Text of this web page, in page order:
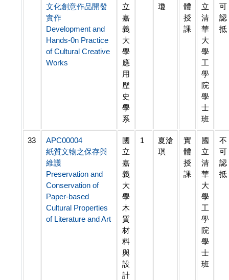
文化創意作品開發
實作
Development and
Hands-0n Practice
of Cultural Creative
Works
立
嘉
義
大
學
應
用
歷
史
學
系
瓊
體
授
課
立
清
華
大
學
工
學
院
學
士
班
可
認
抵
33
APC00004
紙質文物之保存與
維護
Preservation and
Conservation of
Paper-based
Cultural Properties
of Literature and Art
國
立
嘉
義
大
學
木
質
材
料
與
設
計
1
夏滄
琪
實
體
授
課
國
立
清
華
大
學
工
學
院
學
士
班
不
可
認
抵